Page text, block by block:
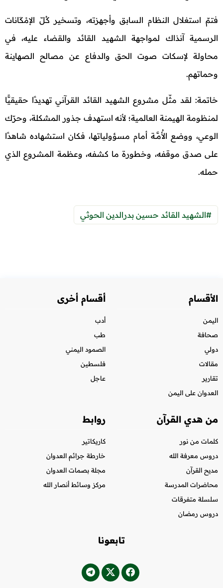
فتمّ استغلال النظام السابق وأجهزته، وتسخير كُـلّ الإمْكَانات
الرسمية آنذاك لمواجهة الشهيد القائد والقضاء عليه، في
محاولة لإسكات صوت الحق والدفاع عن مصالح الصهاينة
وحماتهم.
خاتمة: لقد مثّل مشروع الشهيد القائد القرآني تهديدًا حقيقيًّا
لمنظومة الهيمنة العالمية؛ لأنه استهدف جذور المشكلة، وحرّك
الوعي، ووضع الأُمَّــة أمام مسؤولياتها، فكان استشهاده شاهدًا
على صدق موقفه، وخطورة ما كشفه، وعظمة المشروع الذي
حمله.
#الشهيد القائد حسين بدرالدين الحوثي
الأقسام
اليمن
صحافة
دولي
مقالات
تقارير
العدوان على اليمن
أقسام أخرى
أدب
طب
الصمود اليمني
فلسطين
عاجل
من هدي القرآن
كلمات من نور
دروس معرفة الله
مديح القرآن
محاضرات المدرسة
سلسلة متفرقات
دروس رمضان
روابط
كاريكاتير
خارطة جرائم العدوان
مجلة بصمات العدوان
مركز وسائط أنصار الله
تابعونا